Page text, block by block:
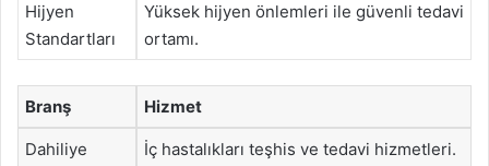
Hijyen
Standartları
Yüksek hijyen önlemleri ile güvenli tedavi
ortamı.
Branş Hizmet
Dahiliye İç hastalıkları teşhis ve tedavi hizmetleri.